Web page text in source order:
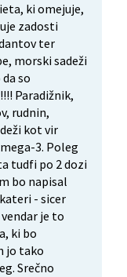
ki omejuje,
zadosti
ter
morski sadeži
so
Paradižnik,
rudnin,
kot vir
3. Poleg
tudfi po 2 dozi
bo napisal
- sicer
je to
ki bo
jo tako
Srečno